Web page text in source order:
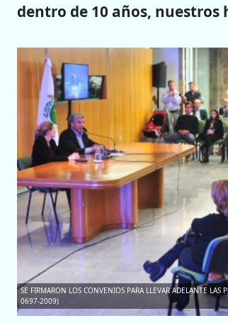
dentro de 10 años, nuestros
SE FIRMARON LOS CONVENIOS PARA LLEVAR ADELANTE
0697-2009)